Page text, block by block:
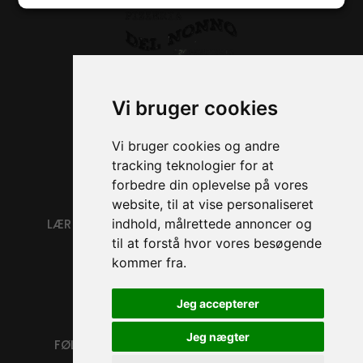
Vi bruger cookies
Vi bruger cookies og andre
tracking teknologier for at
forbedre din oplevelse på vores
website, til at vise personaliseret
indhold, målrettede annoncer og
til at forstå hvor vores besøgende
kommer fra.
Jeg accepterer
Jeg nægter
+45 38 79 34 34
LÆR OS AT KENDE
Menu
KUNDE SERVICE
Cookies
Persondatapolitik
FØLG OS. Facebook Instagram